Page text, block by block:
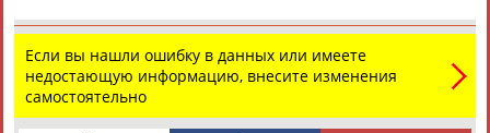
Если вы нашли ошибку в данных или имеете
недостающую информацию, внесите изменения
самостоятельно